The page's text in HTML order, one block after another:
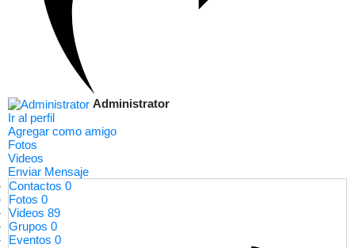
Administrator
Ir al perfil
Agregar como amigo
Fotos
Videos
Enviar Mensaje
Contactos 0
Fotos 0
Videos 89
Grupos 0
Eventos 0